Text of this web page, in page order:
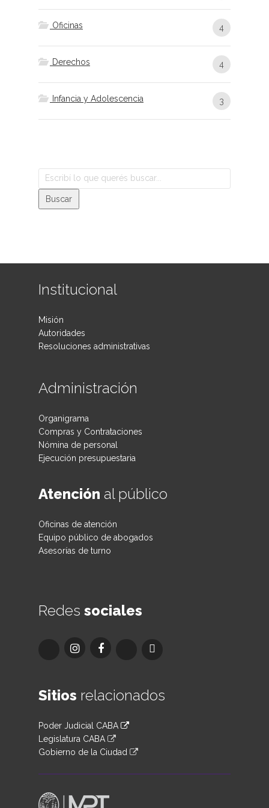
Oficinas 4
Derechos 4
Infancia y Adolescencia 3
Institucional
Misión
Autoridades
Resoluciones administrativas
Administración
Organigrama
Compras y Contrataciones
Nómina de personal
Ejecución presupuestaria
Atención al público
Oficinas de atención
Equipo público de abogados
Asesorías de turno
Redes sociales
Sitios relacionados
Poder Judicial CABA
Legislatura CABA
Gobierno de la Ciudad